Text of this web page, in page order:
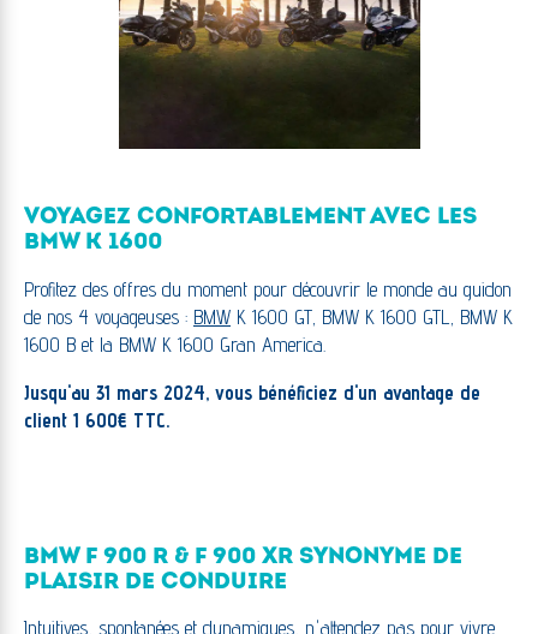
VOYAGEZ CONFORTABLEMENT AVEC LES
BMW K 1600
Profitez des offres du moment pour découvrir le monde au guidon
de nos 4 voyageuses : BMW K 1600 GT, BMW K 1600 GTL, BMW K
1600 B et la BMW K 1600 Gran America.
Jusqu'au 31 mars 2024, vous bénéficiez d'un avantage de
client 1 600€ TTC.
BMW F 900 R & F 900 XR SYNONYME DE
PLAISIR DE CONDUIRE
Intuitives, spontanées et dynamiques, n'attendez pas pour vivre